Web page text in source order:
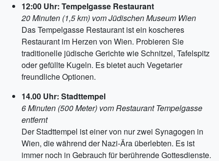
12:00 Uhr: Tempelgasse Restaurant
20 Minuten (1,5 km) vom Jüdischen Museum Wien
Das Tempelgasse Restaurant ist ein koscheres
Restaurant im Herzen von Wien. Probieren Sie
traditionelle jüdische Gerichte wie Schnitzel, Tafelspitz
oder gefüllte Kugeln. Es bietet auch Vegetarier
freundliche Optionen.
14.00 Uhr: Stadttempel
6 Minuten (500 Meter) vom Restaurant Tempelgasse
entfernt
Der Stadttempel ist einer von nur zwei Synagogen in
Wien, die während der Nazi-Ära überlebten. Es ist
immer noch in Gebrauch für berührende Gottesdienste.